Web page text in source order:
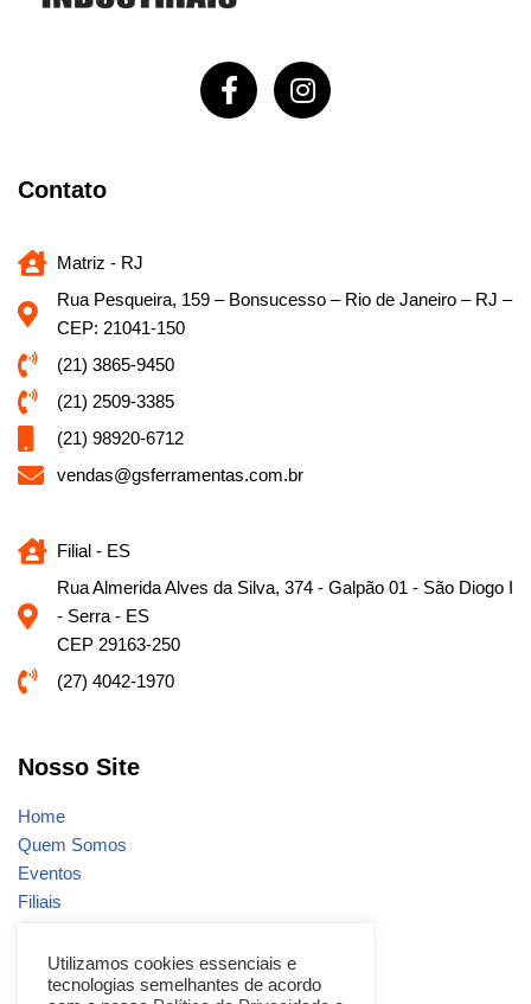
Contato
Matriz - RJ
Rua Pesqueira, 159 – Bonsucesso – Rio de Janeiro – RJ –
CEP: 21041-150
(21) 3865-9450
(21) 2509-3385
(21) 98920-6712
vendas@gsferramentas.com.br
Filial - ES
Rua Almerida Alves da Silva, 374 - Galpão 01 - São Diogo I
- Serra - ES
CEP 29163-250
(27) 4042-1970
Nosso Site
Home
Quem Somos
Eventos
Filiais
Fale conosco
Promoções
Utilizamos cookies essenciais e
tecnologias semelhantes de acordo